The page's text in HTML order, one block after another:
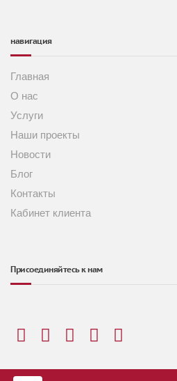
навигация
Главная
О нас
Услуги
Наши проекты
Новости
Блог
Контакты
Кабинет клиента
Присоединяйтесь к нам